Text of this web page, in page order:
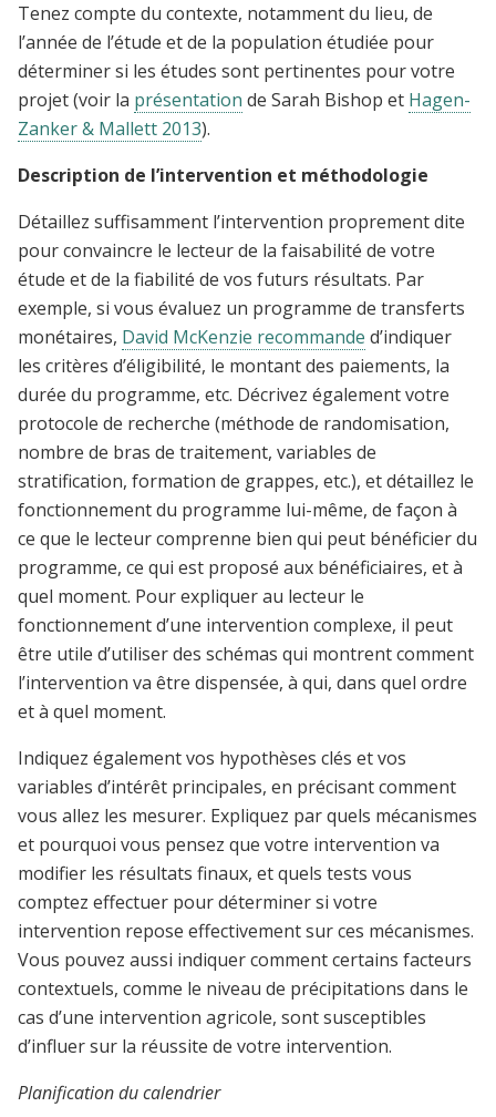
Tenez compte du contexte, notamment du lieu, de
l’année de l’étude et de la population étudiée pour
déterminer si les études sont pertinentes pour votre
projet (voir la présentation de Sarah Bishop et Hagen-
Zanker & Mallett 2013).
Description de l’intervention et méthodologie
Détaillez suffisamment l’intervention proprement dite
pour convaincre le lecteur de la faisabilité de votre
étude et de la fiabilité de vos futurs résultats. Par
exemple, si vous évaluez un programme de transferts
monétaires, David McKenzie recommande d’indiquer
les critères d’éligibilité, le montant des paiements, la
durée du programme, etc. Décrivez également votre
protocole de recherche (méthode de randomisation,
nombre de bras de traitement, variables de
stratification, formation de grappes, etc.), et détaillez le
fonctionnement du programme lui-même, de façon à
ce que le lecteur comprenne bien qui peut bénéficier du
programme, ce qui est proposé aux bénéficiaires, et à
quel moment. Pour expliquer au lecteur le
fonctionnement d’une intervention complexe, il peut
être utile d’utiliser des schémas qui montrent comment
l’intervention va être dispensée, à qui, dans quel ordre
et à quel moment.
Indiquez également vos hypothèses clés et vos
variables d’intérêt principales, en précisant comment
vous allez les mesurer. Expliquez par quels mécanismes
et pourquoi vous pensez que votre intervention va
modifier les résultats finaux, et quels tests vous
comptez effectuer pour déterminer si votre
intervention repose effectivement sur ces mécanismes.
Vous pouvez aussi indiquer comment certains facteurs
contextuels, comme le niveau de précipitations dans le
cas d’une intervention agricole, sont susceptibles
d’influer sur la réussite de votre intervention.
Planification du calendrier